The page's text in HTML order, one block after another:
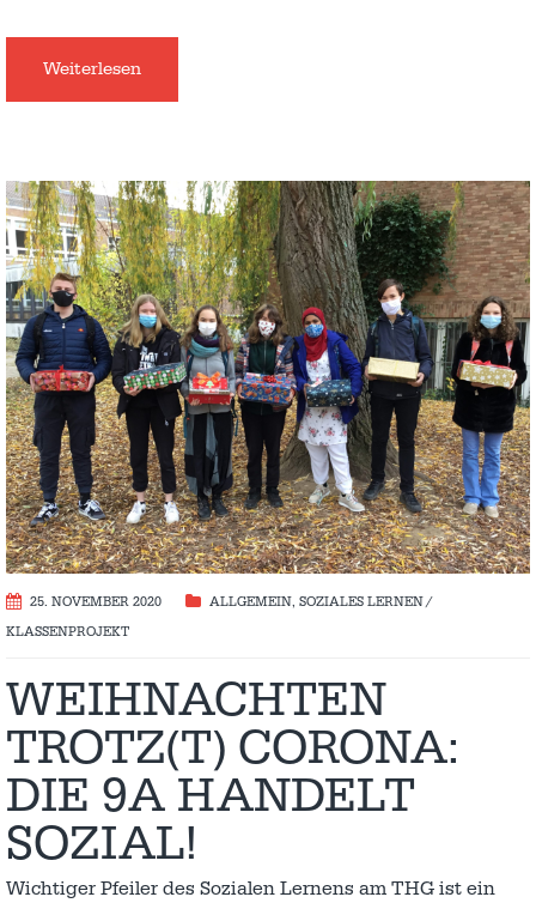
Weiterlesen
25. NOVEMBER 2020 ALLGEMEIN, SOZIALES LERNEN /
KLASSENPROJEKT
WEIHNACHTEN
TROTZ(T) CORONA:
DIE 9A HANDELT
SOZIAL!
Wichtiger Pfeiler des Sozialen Lernens am THG ist ein